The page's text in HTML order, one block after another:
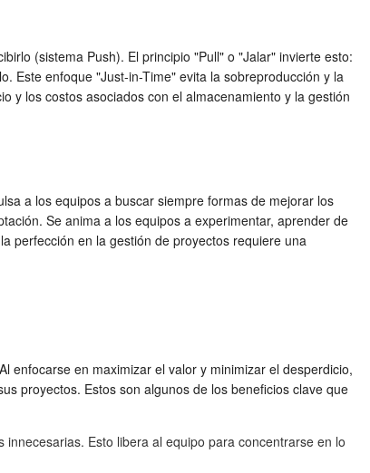
(sistema Push). El principio "Pull" o "Jalar" invierte esto:
Este enfoque "Just-in-Time" evita la sobreproducción y la
y los costos asociados con el almacenamiento y la gestión
a los equipos a buscar siempre formas de mejorar los
Se anima a los equipos a experimentar, aprender de
perfección en la gestión de proyectos requiere una
enfocarse en maximizar el valor y minimizar el desperdicio,
proyectos. Estos son algunos de los beneficios clave que
Esto libera al equipo para concentrarse en lo